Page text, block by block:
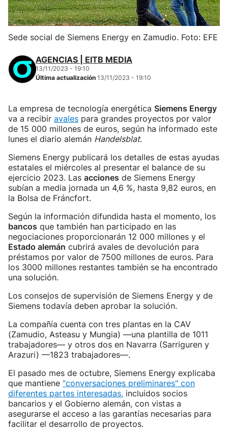
Sede social de Siemens Energy en Zamudio. Foto: EFE
AGENCIAS | EITB MEDIA
13/11/2023 - 19:10
Última actualización 13/11/2023 - 19:10
La empresa de tecnología energética Siemens Energy
va a recibir avales para grandes proyectos por valor
de 15 000 millones de euros, según ha informado este
lunes el diario alemán Handelsblat.
Siemens Energy publicará los detalles de estas ayudas
estatales el miércoles al presentar el balance de su
ejercicio 2023. Las acciones de Siemens Energy
subían a media jornada un 4,6 %, hasta 9,82 euros, en
la Bolsa de Fráncfort.
Según la información difundida hasta el momento, los
bancos que también han participado en las
negociaciones proporcionarán 12 000 millones y el
Estado alemán cubrirá avales de devolución para
préstamos por valor de 7500 millones de euros. Para
los 3000 millones restantes también se ha encontrado
una solución.
Los consejos de supervisión de Siemens Energy y de
Siemens todavía deben aprobar la solución.
La compañía cuenta con tres plantas en la CAV
(Zamudio, Asteasu y Mungia) —una plantilla de 1011
trabajadores— y otros dos en Navarra (Sarriguren y
Arazuri) —1823 trabajadores—.
El pasado mes de octubre, Siemens Energy explicaba
que mantiene "conversaciones preliminares" con
diferentes partes interesadas, incluidos socios
bancarios y el Gobierno alemán, con vistas a
asegurarse el acceso a las garantías necesarias para
facilitar el desarrollo de proyectos.